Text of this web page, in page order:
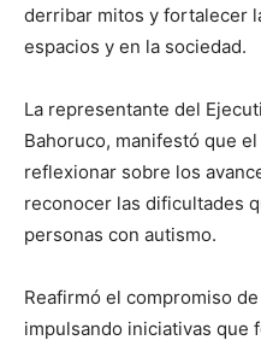
derribar mitos y fortalecer
espacios y en la sociedad.
La representante del
Bahoruco, manifestó que
reflexionar sobre los
reconocer las dificultades
personas con autismo.
Reafirmó el compromiso
impulsando iniciativas que